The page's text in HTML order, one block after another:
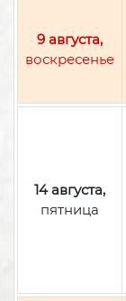
9 августа,
воскресенье
14 августа,
пятница